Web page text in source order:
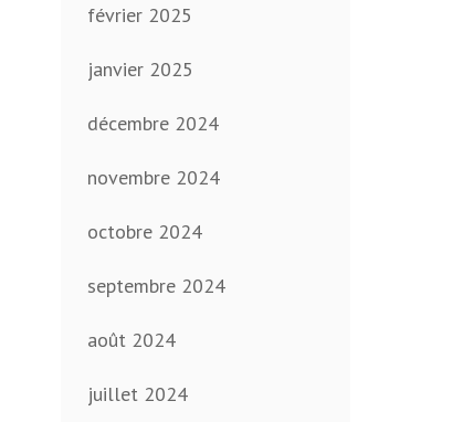
février 2025
janvier 2025
décembre 2024
novembre 2024
octobre 2024
septembre 2024
août 2024
juillet 2024